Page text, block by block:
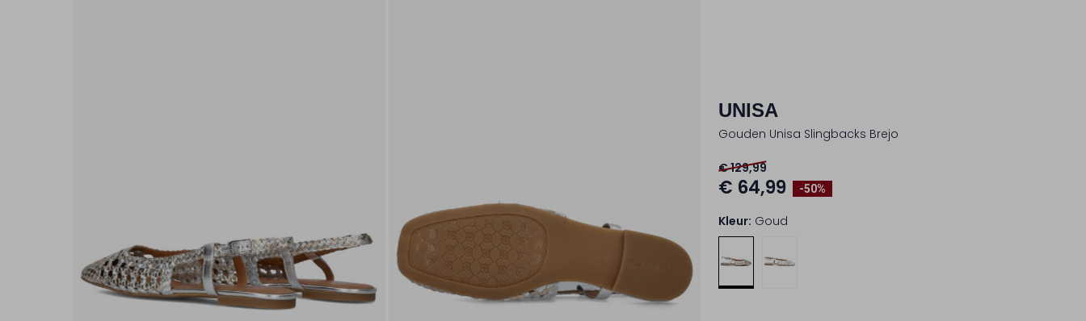
UNISA
Gouden Unisa Slingbacks Brejo
-50%
€ 129,99
€ 64,99
Kleur: Goud